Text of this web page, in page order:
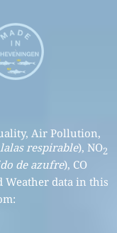
Air Pollution,
respirable), NO2
de azufre), CO
Weather data in this